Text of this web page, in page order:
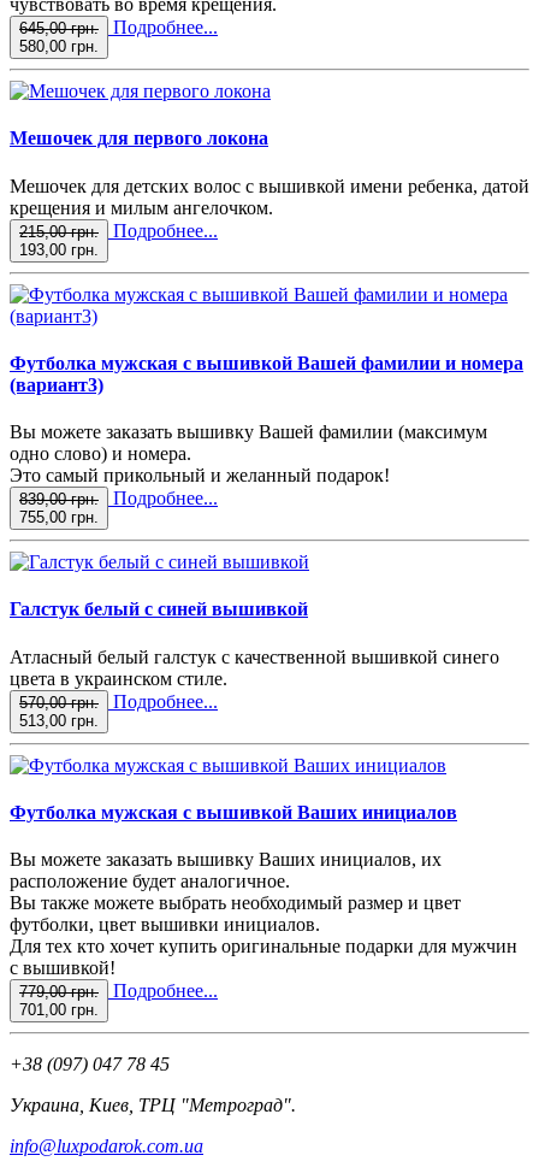
чувствовать во время крещения.
645,00 грн.
580,00 грн.
Подробнее...
Мешочек для первого локона
Мешочек для детских волос с вышивкой имени ребенка, датой
крещения и милым ангелочком.
215,00 грн.
193,00 грн.
Подробнее...
Футболка мужская с вышивкой Вашей фамилии и номера
(вариант3)
Вы можете заказать вышивку Вашей фамилии (максимум
одно слово) и номера.
Это самый прикольный и желанный подарок!
839,00 грн.
755,00 грн.
Подробнее...
Галстук белый с синей вышивкой
Атласный белый галстук с качественной вышивкой синего
цвета в украинском стиле.
570,00 грн.
513,00 грн.
Подробнее...
Футболка мужская с вышивкой Ваших инициалов
Вы можете заказать вышивку Ваших инициалов, их
расположение будет аналогичное.
Вы также можете выбрать необходимый размер и цвет
футболки, цвет вышивки инициалов.
Для тех кто хочет купить оригинальные подарки для мужчин
с вышивкой!
779,00 грн.
701,00 грн.
Подробнее...
+38 (097) 047 78 45
Украина, Киев, ТРЦ "Метроград".
info@luxpodarok.com.ua